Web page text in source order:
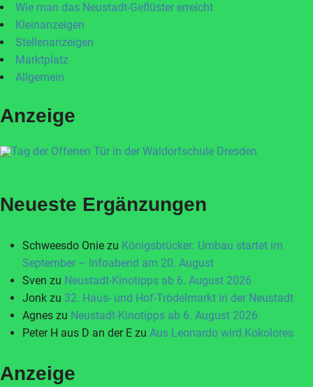
Wie man das Neustadt-Geflüster erreicht
Kleinanzeigen
Stellenanzeigen
Marktplatz
Allgemein
Anzeige
Neueste Ergänzungen
Schweesdo Onie zu Königsbrücker: Umbau startet im
September – Infoabend am 20. August
Sven zu Neustadt-Kinotipps ab 6. August 2026
Jonk zu 32. Haus- und Hof-Trödelmarkt in der Neustadt
Agnes zu Neustadt-Kinotipps ab 6. August 2026
Peter H aus D an der E zu Aus Leonardo wird Kokolores
Anzeige